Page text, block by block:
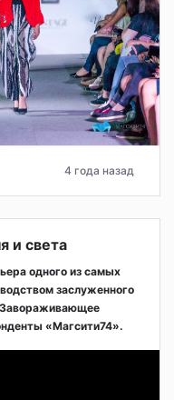
4 года назад
и света
одного из самых
заслуженного
Завораживающее
«Магсити74».